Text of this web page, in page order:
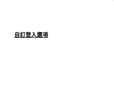
自訂登入選項